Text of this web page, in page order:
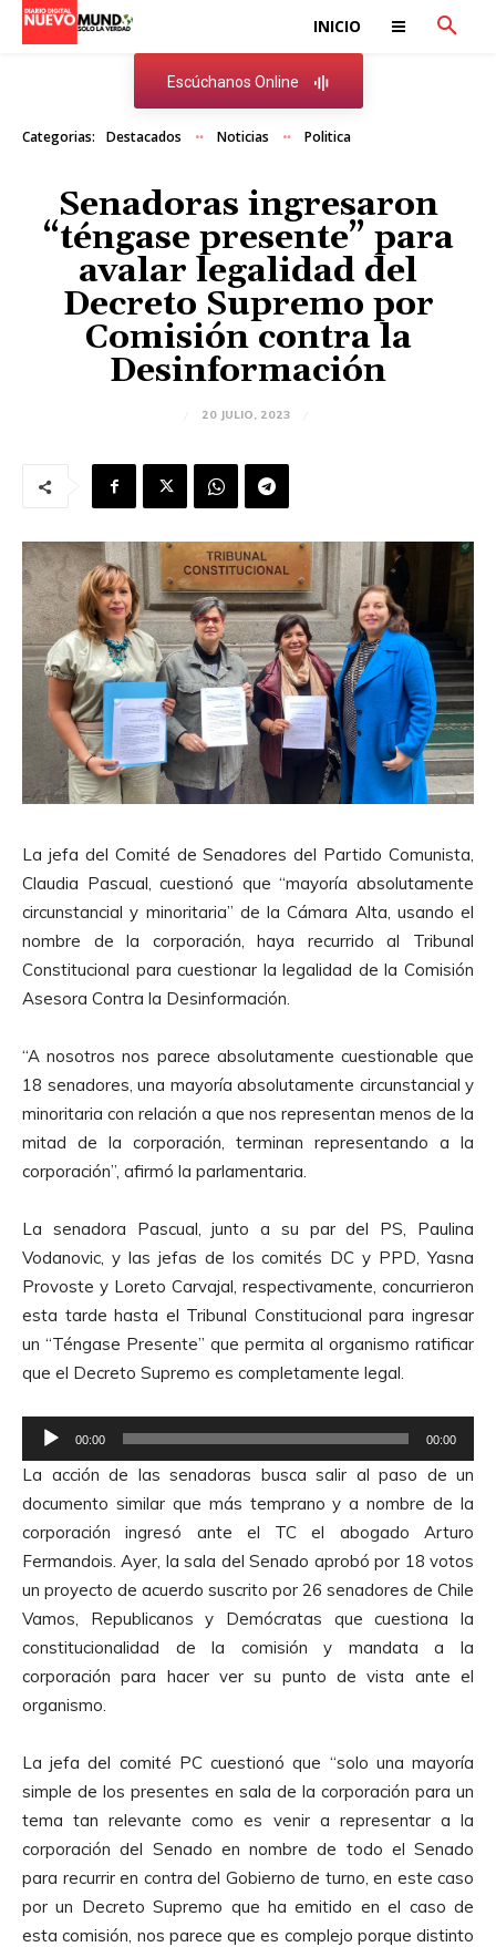
INICIO
Escúchanos Online
Categorias: Destacados Noticias Politica
Senadoras ingresaron
“téngase presente” para
avalar legalidad del
Decreto Supremo por
Comisión contra la
Desinformación
20 JULIO, 2023
La jefa del Comité de Senadores del Partido Comunista,
Claudia Pascual, cuestionó que “mayoría absolutamente
circunstancial y minoritaria” de la Cámara Alta, usando el
nombre de la corporación, haya recurrido al Tribunal
Constitucional para cuestionar la legalidad de la Comisión
Asesora Contra la Desinformación.
“A nosotros nos parece absolutamente cuestionable que
18 senadores, una mayoría absolutamente circunstancial y
minoritaria con relación a que nos representan menos de la
mitad de la corporación, terminan representando a la
corporación”, afirmó la parlamentaria.
La senadora Pascual, junto a su par del PS, Paulina
Vodanovic, y las jefas de los comités DC y PPD, Yasna
Provoste y Loreto Carvajal, respectivamente, concurrieron
esta tarde hasta el Tribunal Constitucional para ingresar
un “Téngase Presente” que permita al organismo ratificar
que el Decreto Supremo es completamente legal.
e
p
r
o
d
u
c
t
o
r
e
A
u
d
i
o
00:00 00:00
La acción de las senadoras busca salir al paso de un
documento similar que más temprano y a nombre de la
corporación ingresó ante el TC el abogado Arturo
Fermandois. Ayer, la sala del Senado aprobó por 18 votos
un proyecto de acuerdo suscrito por 26 senadores de Chile
Vamos, Republicanos y Demócratas que cuestiona la
constitucionalidad de la comisión y mandata a la
corporación para hacer ver su punto de vista ante el
organismo.
La jefa del comité PC cuestionó que “solo una mayoría
simple de los presentes en sala de la corporación para un
tema tan relevante como es venir a representar a la
corporación del Senado en nombre de todo el Senado
para recurrir en contra del Gobierno de turno, en este caso
por un Decreto Supremo que ha emitido en el caso de
esta comisión, nos parece que es complejo porque distinto